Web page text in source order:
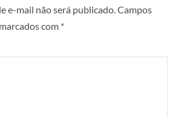
e-mail não será publicado.Campos
com *